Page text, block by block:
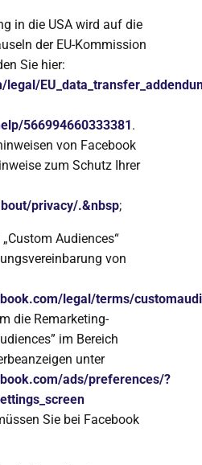
in die USA wird auf die
der EU-Kommission
Sie hier:
566994660333381.
von Facebook
zum Schutz Ihrer
privacy/.&nbsp;
Audiences“
von
legal/terms/
die Remarketing-
im Bereich
unter
ads/preferences/?
Sie bei Facebook